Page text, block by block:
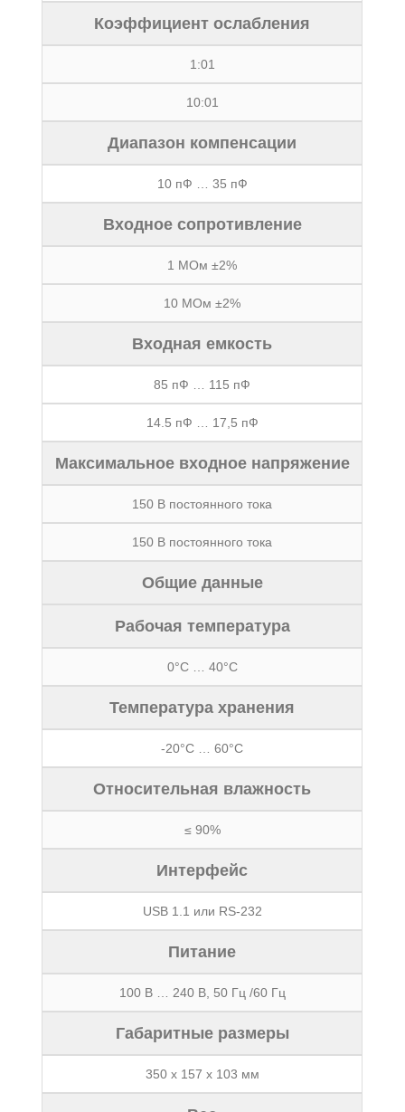
Коэффициент ослабления
1:01
10:01
Диапазон компенсации
10 пФ … 35 пФ
Входное сопротивление
1 МОм ±2%
10 МОм ±2%
Входная емкость
85 пФ … 115 пФ
14.5 пФ … 17,5 пФ
Максимальное входное напряжение
150 В постоянного тока
150 В постоянного тока
Общие данные
Рабочая температура
0°С … 40°С
Температура хранения
-20°С … 60°С
Относительная влажность
≤ 90%
Интерфейс
USB 1.1 или RS-232
Питание
100 В … 240 В, 50 Гц /60 Гц
Габаритные размеры
350 х 157 х 103 мм